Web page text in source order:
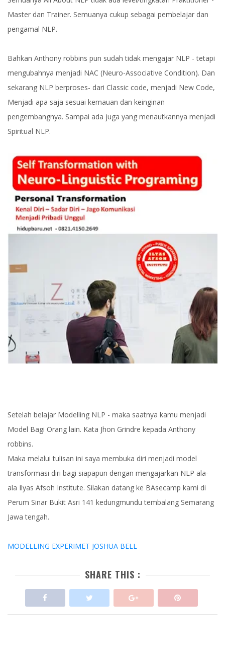
Master dan Trainer. Semuanya cukup sebagai pembelajar dan
pengamal NLP.
Bahkan Anthony robbins pun sudah tidak mengajar NLP - tetapi
mengubahnya menjadi NAC (Neuro-Associative Condition). Dan
sekarang NLP berproses- dari Classic code, menjadi New Code,
Menjadi apa saja sesuai kemauan dan keinginan
pengembangnya. Sampai ada juga yang menautkannya menjadi
Spiritual NLP.
Setelah belajar Modelling NLP - maka saatnya kamu menjadi
Model Bagi Orang lain. Kata Jhon Grindre kepada Anthony
robbins.
Maka melalui tulisan ini saya membuka diri menjadi model
transformasi diri bagi siapapun dengan mengajarkan NLP ala-
ala Ilyas Afsoh Institute. Silakan datang ke BAsecamp kami di
Perum Sinar Bukit Asri 141 kedungmundu tembalang Semarang
Jawa tengah.
MODELLING EXPERIMET JOSHUA BELL
SHARE THIS :